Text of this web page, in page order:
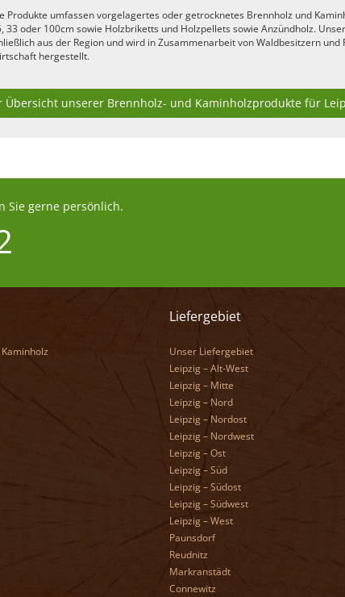
Produkte umfassen vorgelagertes oder getrocknetes Brennholz und
33 oder 100cm sowie Holzbriketts und Holzpellets sowie Anzündholz.
aus der Region und wird in Zusammenarbeit von Waldbesitzern
hergestellt.
Übersicht unserer Brennholz- und Kaminholzprodukte für
Sie gerne persönlich.
Liefergebiet
Unser Liefergebiet
Leipzig – Alt-West
Leipzig – Mitte
Leipzig – Nord
Leipzig – Nordost
Leipzig – Nordwest
Leipzig – Ost
Leipzig – Süd
Leipzig – Südost
Leipzig – Südwest
Leipzig – West
Paunsdorf
Reudnitz
Markranstädt
Connewitz